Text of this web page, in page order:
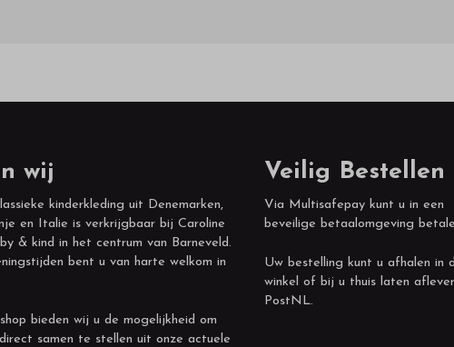
wij
kinderkleding uit Denemarken,
en Italie is verkrijgbaar bij Caroline
& kind in het centrum van Barneveld.
bent u van harte welkom in
bieden wij u de mogelijkheid om
samen te stellen uit onze actuele
Veilig Bestellen
Via Multisafepay kunt u in een
beveilige betaalomgeving
Uw bestelling kunt u afhalen in
winkel of bij u thuis laten
PostNL.